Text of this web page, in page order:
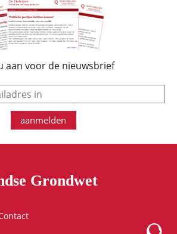
aan voor de nieuwsbrief
e-mail
aanmelden
Grondwet
Logo